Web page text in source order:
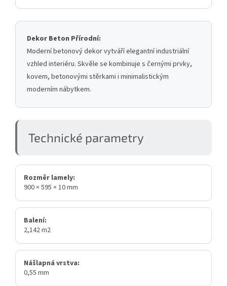
Dekor Beton Přírodní:
Moderní betonový dekor vytváří elegantní industriální
vzhled interiéru. Skvěle se kombinuje s černými prvky,
kovem, betonovými stěrkami i minimalistickým
moderním nábytkem.
Technické parametry
Rozměr lamely:
900 × 595 × 10 mm
Balení:
2,142 m2
Nášlapná vrstva:
0,55 mm